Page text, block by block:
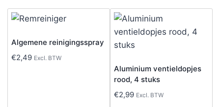
Algemene reinigingsspray
€2,49 Excl. BTW
Aluminium ventieldopjes
rood, 4 stuks
€2,99 Excl. BTW